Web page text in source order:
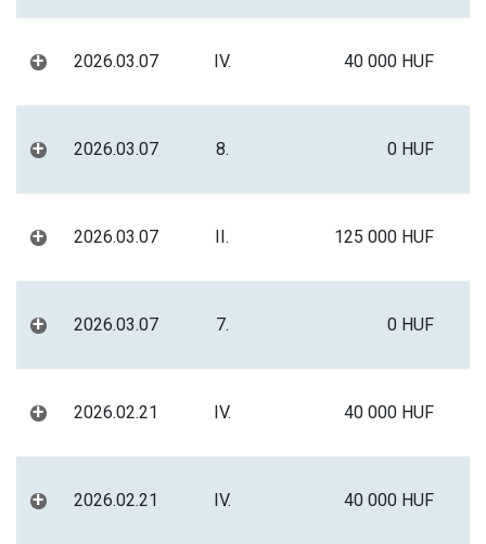
+ 2026.03.07 IV. 40 000 HUF
+ 2026.03.07 8. 0 HUF
+ 2026.03.07 II. 125 000 HUF
+ 2026.03.07 7. 0 HUF
+ 2026.02.21 IV. 40 000 HUF
+ 2026.02.21 IV. 40 000 HUF